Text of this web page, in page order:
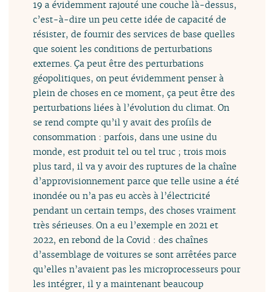
19 a évidemment rajouté une couche là-dessus,
c’est-à-dire un peu cette idée de capacité de
résister, de fournir des services de base quelles
que soient les conditions de perturbations
externes. Ça peut être des perturbations
géopolitiques, on peut évidemment penser à
plein de choses en ce moment, ça peut être des
perturbations liées à l’évolution du climat. On
se rend compte qu’il y avait des profils de
consommation : parfois, dans une usine du
monde, est produit tel ou tel truc ; trois mois
plus tard, il va y avoir des ruptures de la chaîne
d’approvisionnement parce que telle usine a été
inondée ou n’a pas eu accès à l’électricité
pendant un certain temps, des choses vraiment
très sérieuses. On a eu l’exemple en 2021 et
2022, en rebond de la Covid : des chaînes
d’assemblage de voitures se sont arrêtées parce
qu’elles n’avaient pas les microprocesseurs pour
les intégrer, il y a maintenant beaucoup